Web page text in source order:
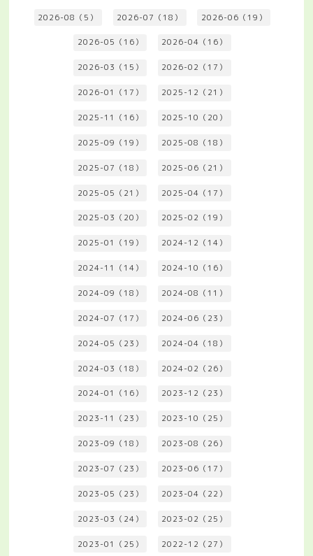
2026-08（5） 2026-07（18） 2026-06（19）
2026-05（16） 2026-04（16）
2026-03（15） 2026-02（17）
2026-01（17） 2025-12（21）
2025-11（16） 2025-10（20）
2025-09（19） 2025-08（18）
2025-07（18） 2025-06（21）
2025-05（21） 2025-04（17）
2025-03（20） 2025-02（19）
2025-01（19） 2024-12（14）
2024-11（14） 2024-10（16）
2024-09（18） 2024-08（11）
2024-07（17） 2024-06（23）
2024-05（23） 2024-04（18）
2024-03（18） 2024-02（26）
2024-01（16） 2023-12（23）
2023-11（23） 2023-10（25）
2023-09（18） 2023-08（26）
2023-07（23） 2023-06（17）
2023-05（23） 2023-04（22）
2023-03（24） 2023-02（25）
2023-01（25） 2022-12（27）